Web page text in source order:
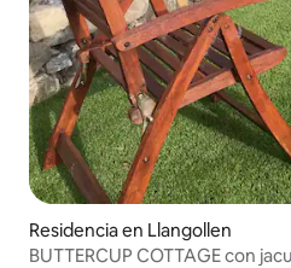
Residencia en Llangollen
BUTTERCUP COTTAGE con